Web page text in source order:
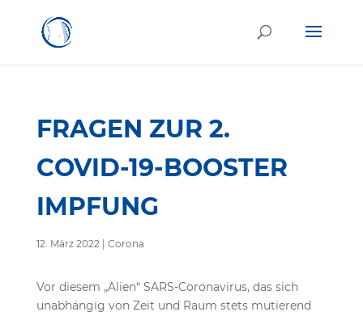
FRAGEN ZUR 2.
COVID-19-BOOSTER
IMPFUNG
12. März 2022| Corona
Vor diesem „Alien“ SARS-Coronavirus, das sich
unabhängig von Zeit und Raum stets mutierend